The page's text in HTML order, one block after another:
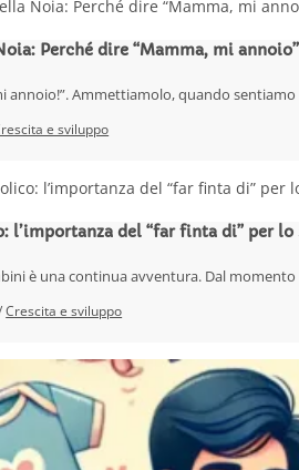
Perché dire “Mamma, mi
annoio!”. Ammettiamolo, quando
e sviluppo
l’importanza del “far finta di” per
è una continua avventura. Dal
Crescita e sviluppo